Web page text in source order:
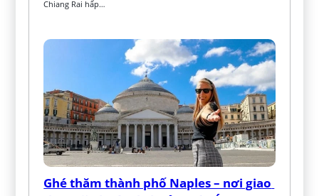
Chiang Rai hấp…
Ghé thăm thành phố Naples – nơi giao